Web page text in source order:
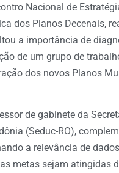
Nacional de
dos Planos Decenais,
a importância de
de um grupo de
dos novos Planos
de gabinete da
(Seduc-RO),
a relevância de
metas sejam atingidas